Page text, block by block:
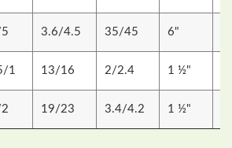
3.6/4.5 35/45 6"
1 13/16 2/2.4 1 ½"
19/23 3.4/4.2 1 ½"